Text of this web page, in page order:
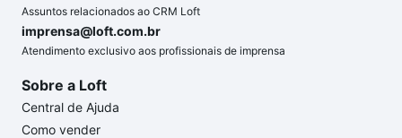
Assuntos relacionados ao CRM Loft
imprensa@loft.com.br
Atendimento exclusivo aos profissionais de imprensa
Sobre a Loft
Central de Ajuda
Como vender